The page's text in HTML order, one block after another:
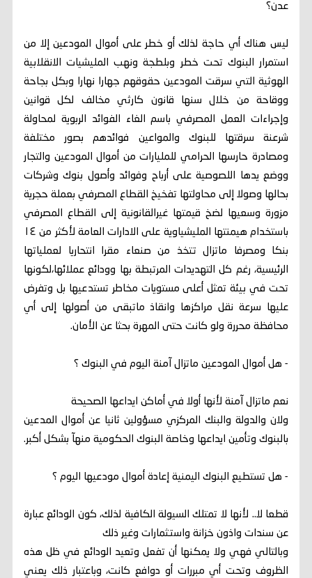
عدن؟
ليس هناك أي حاجة لذلك أو خطر على أموال المودعين إلا من
استمرار البنوك تحت خطر وبلطجة ونهب المليشيات الانقلابية
الهوثية التي سرقت المودعين حقوقهم جهارا نهارا وبكل بجاحة
ووقاحة من خلال سنها قانون كارثي مخالف لكل قوانين
وإجراءات العمل المصرفي باسم الغاء الفوائد الربوية لمحاولة
شرعنة سرقتها للبنوك والمواعين فوائدهم بصور مختلفة
ومصادرة حارسها الحرامي للمليارات من أموال المودعين والتجار
ووضع يدها اللصوصية على أرباح وفوائد وأصول بنوك وشركات
بحالها وصولا إلى محاولتها تفخيخ القطاع المصرفي بعملة حجرية
مزورة وسعيها لضخ قيمتها غيرالقانونية إلى القطاع المصرفي
باستخدام هيمنتها المليشياوية على الادارات العامة لأكثر من ١٤
بنكا ومصرفا ماتزال تتخذ من صنعاء مقرا انتحاريا لعملياتها
الرئيسية، رغم كل التهديدات المرتبطة بها وودائع عملائها،لكونها
تحت في بيئة تمثل أعلى مستويات مخاطر تستدعيها بل وتفرض
عليها سرعة نقل مراكزها وانقاذ ماتبقى من أصولها إلى أي
محافظة محررة ولو كانت حتى المهرة بحثا عن الأمان.
- هل أموال المودعين ماتزال آمنة اليوم في البنوك ؟
نعم ماتزال آمنة لأنها أولا في أماكن ايداعها الصحيحة
ولان والدولة والبنك المركزي مسؤولين ثانيا عن أموال المدعين
بالبنوك وتأمين ايداعها وخاصة البنوك الحكومية منهآ بشكل أكبر.
- هل تستطيع البنوك اليمنية إعادة أموال مودعيها اليوم ؟
قطعا لا.. لأنها لا تمتلك السيولة الكافية لذلك، كون الودائع عبارة
عن سندات واذون خزانة واستثمارات وغير ذلك
وبالتالي فهي ولا يمكنها أن تفعل وتعيد الودائع في ظل هذه
الظروف وتحت أي مبررات أو دوافع كانت، وباعتبار ذلك يعني